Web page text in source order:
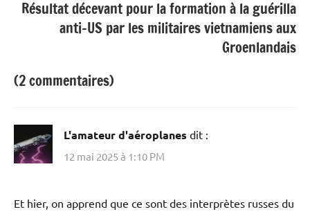
Résultat décevant pour la formation à la guérilla
anti-US par les militaires vietnamiens aux
Groenlandais
(2 commentaires)
L'amateur d'aéroplanes dit :
12 mai 2025 à 1:10 PM
Et hier, on apprend que ce sont des interprètes russes du